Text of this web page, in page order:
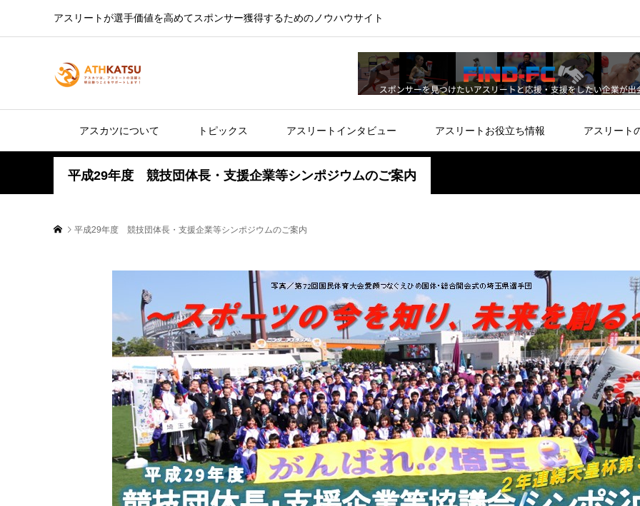
アスリートが選手価値を高めてスポンサー獲得するためのノウハウサイト
アスカツについて トピックス アスリートインタビュー アスリートお役立ち情報 アスリート
平成29年度 競技団体長・支援企業等シンポジウムのご案内
平成29年度 競技団体長・支援企業等シンポジウムのご案内